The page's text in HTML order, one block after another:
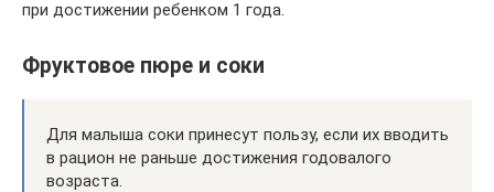
при достижении ребенком 1 года.
Фруктовое пюре и соки
Для малыша соки принесут пользу, если их вводить
в рацион не раньше достижения годовалого
возраста.